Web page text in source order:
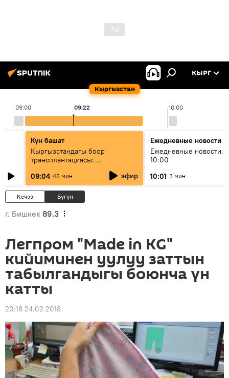
Кыргызстан
КЫРГ
09:00 10:00
09:22
Күн башат
Кыргызстандагы боор
трансплантациясы:
жетишкендиктер жана өнүгүү
келечеги
09:04 46 мин эфир
Ежедневные новости
Ежедневные новости.
10:00
10:01 3 мин
Кечээ Бүгүн
г. Бишкек 89.3
Легпром "Мade in KG"
кийиминен уулуу заттын
табылгандыгы боюнча үн
катты
20:18 24.02.2018